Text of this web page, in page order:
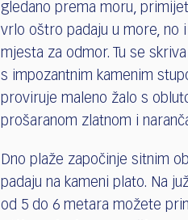
gledano prema moru,
vrlo oštro padaju u more, no
mjesta za odmor. Tu se
s impozantnim kamenim
proviruje maleno žalo s
prošaranom zlatnom i
Dno plaže započinje sitnim
padaju na kameni plato. Na
od 5 do 6 metara možete